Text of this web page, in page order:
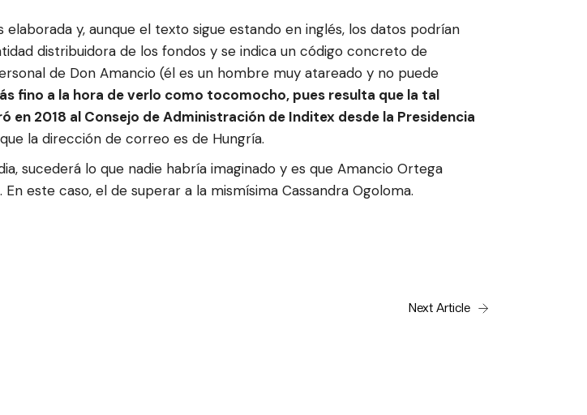
y, aunque el texto sigue estando en inglés, los datos podrían
distribuidora de los fondos y se indica un código concreto de
de Don Amancio (él es un hombre muy atareado y no puede
fino a la hora de verlo como tocomocho, pues resulta que la tal
en 2018 al Consejo de Administración de Inditex desde la Presidencia
la dirección de correo es de Hungría.
sucederá lo que nadie habría imaginado y es que Amancio Ortega
. En este caso, el de superar a la mismísima Cassandra Ogoloma.
Next Article